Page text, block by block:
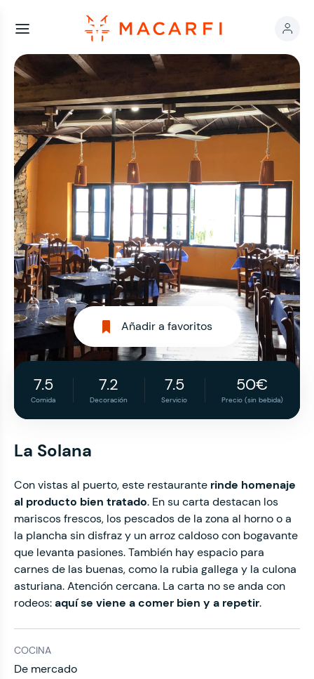
Añadir a favoritos
7.5
Comida
7.2
Decoración
7.5
Servicio
50€
Precio (sin bebida)
La Solana
Con vistas al puerto, este restaurante rinde homenaje
al producto bien tratado. En su carta destacan los
mariscos frescos, los pescados de la zona al horno o a
la plancha sin disfraz y un arroz caldoso con bogavante
que levanta pasiones. También hay espacio para
carnes de las buenas, como la rubia gallega y la culona
asturiana. Atención cercana. La carta no se anda con
rodeos:aquí se viene a comer bien y a repetir.
COCINA
De mercado